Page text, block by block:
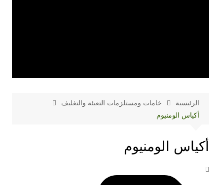
الرئيسية
خامات ومستلزمات التعبئة والتغليف
أكياس الومنيوم
أكياس الومنيوم